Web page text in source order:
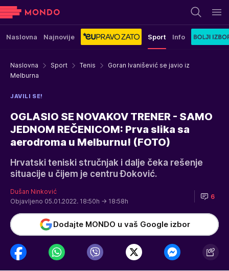
Naslovna Najnovije Sport Info
Naslovna Sport Tenis
Goran Ivanišević se javio iz
Melburna
JAVILI SE!
OGLASIO SE NOVAKOV TRENER - SAMO
JEDNOM REČENICOM: Prva slika sa
aerodroma u Melburnu! (FOTO)
Hrvatski teniski stručnjak i dalje čeka rešenje
situacije u čijem je centru Đoković.
Dušan Ninković
Objavljeno 05.01.2022. 18:50h → 18:58h
6
Dodajte MONDO u vaš Google izbor